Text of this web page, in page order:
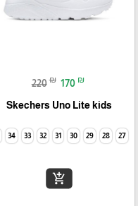
220 ₪ 170 ₪
Skechers Uno Lite kids
27
28
29
30
31
32
33
34
add_shopping_cart